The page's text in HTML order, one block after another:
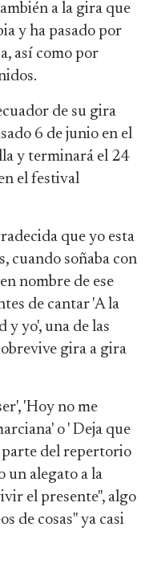
a la gira que
y ha pasado por
así como por
de su gira
6 de junio en el
y terminará el 24
el festival
que yo esta
cuando soñaba con
nombre de ese
de cantar 'A la
y yo', una de las
gira a gira
'Hoy no me
o ' Deja que
parte del repertorio
un alegato a la
el presente", algo
de cosas" ya casi